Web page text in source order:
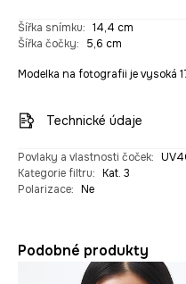
Šířka snímku: 14,4 cm
Šířka čočky: 5,6 cm
Modelka na fotografii je vysoká
Technické údaje
Povlaky a vlastnosti čoček:
Kategorie filtru: Kat. 3
Polarizace: Ne
Podobné produkty